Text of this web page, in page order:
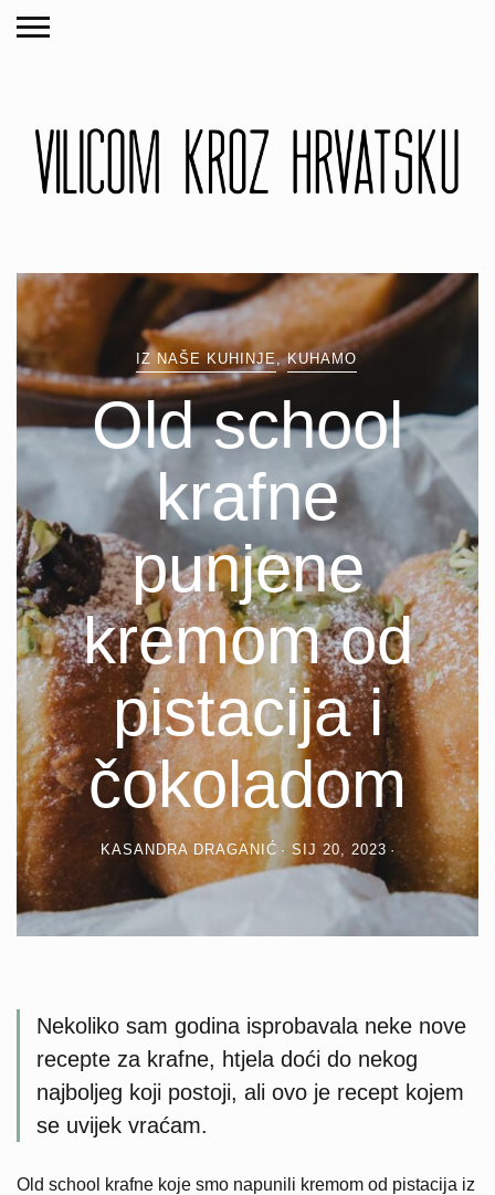
IZ NAŠE KUHINJE,KUHAMO
Old school
krafne
punjene
kremom od
pistacija i
čokoladom
KASANDRA DRAGANIĆ SIJ 20, 2023
Nekoliko sam godina isprobavala neke nove
recepte za krafne, htjela doći do nekog
najboljeg koji postoji, ali ovo je recept kojem
se uvijek vraćam.
Old school krafne koje smo napunili kremom od pistacija iz